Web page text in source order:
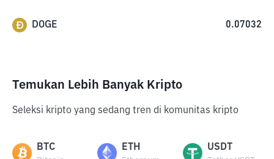
DOGE 0.07032
Temukan Lebih Banyak Kripto
Seleksi kripto yang sedang tren di komunitas kripto
BTC ETH USDT